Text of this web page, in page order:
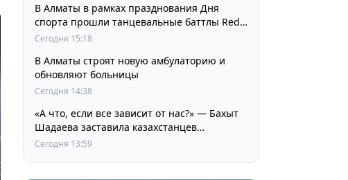
В Алматы в рамках празднования Дня
спорта прошли танцевальные баттлы Red
Bull Dance Your Style
Сегодня 15:18
В Алматы строят новую амбулаторию и
обновляют больницы
Сегодня 14:38
«А что, если все зависит от нас?» — Бахыт
Шадаева заставила казахстанцев
остановиться и задуматься
Сегодня 13:59